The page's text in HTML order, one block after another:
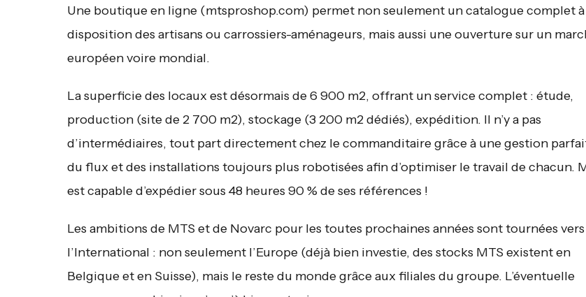
Une boutique en ligne (mtsproshop.com) permet non seulement un catalogue complet à
disposition des artisans ou carrossiers-aménageurs, mais aussi une ouverture sur un
européen voire mondial.
La superficie des locaux est désormais de 6 900 m2, offrant un service complet : étude,
production (site de 2 700 m2), stockage (3 200 m2 dédiés), expédition. Il n’y a pas
d’intermédiaires, tout part directement chez le commanditaire grâce à une gestion
du flux et des installations toujours plus robotisées afin d’optimiser le travail de chacun.
est capable d’expédier sous 48 heures 90 % de ses références !
Les ambitions de MTS et de Novarc pour les toutes prochaines années sont tournées vers
l’International : non seulement l’Europe (déjà bien investie, des stocks MTS existent en
Belgique et en Suisse), mais le reste du monde grâce aux filiales du groupe. L’éventuelle